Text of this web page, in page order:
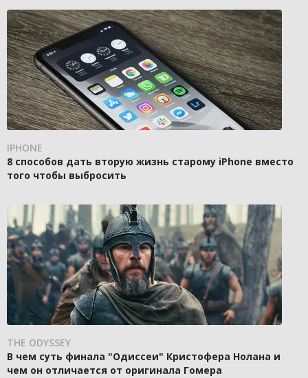
IPHONE
8 способов дать вторую жизнь старому iPhone вместо
того чтобы выбросить
THE ODYSSEY
В чем суть финала "Одиссеи" Кристофера Нолана и
чем он отличается от оригинала Гомера